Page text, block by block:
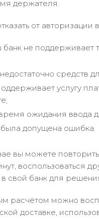
держателя.
от авторизации
банк не поддерживает
средств
услугу
ожидания ввода
была допущена ошибка.
вы можете
воспользоваться
в свой банк для
расчётом можно
доставке,